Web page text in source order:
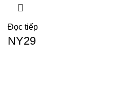
Đọc tiếp
NY29